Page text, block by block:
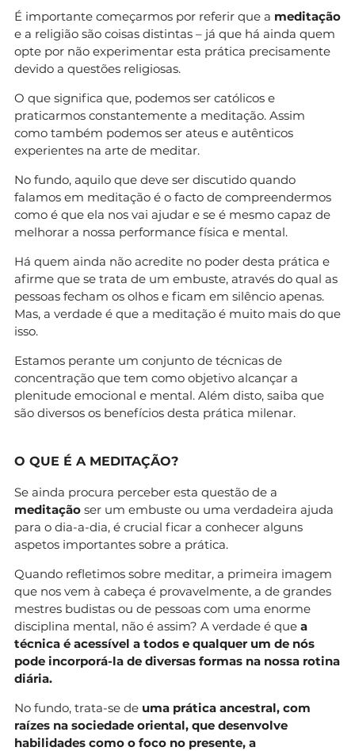
É importante começarmos por referir que a meditação
e a religião são coisas distintas – já que há ainda quem
opte por não experimentar esta prática precisamente
devido a questões religiosas.
O que significa que, podemos ser católicos e
praticarmos constantemente a meditação. Assim
como também podemos ser ateus e autênticos
experientes na arte de meditar.
No fundo, aquilo que deve ser discutido quando
falamos em meditação é o facto de compreendermos
como é que ela nos vai ajudar e se é mesmo capaz de
melhorar a nossa performance física e mental.
Há quem ainda não acredite no poder desta prática e
afirme que se trata de um embuste, através do qual as
pessoas fecham os olhos e ficam em silêncio apenas.
Mas, a verdade é que a meditação é muito mais do que
isso.
Estamos perante um conjunto de técnicas de
concentração que tem como objetivo alcançar a
plenitude emocional e mental. Além disto, saiba que
são diversos os benefícios desta prática milenar.
O QUE É A MEDITAÇÃO?
Se ainda procura perceber esta questão de a
meditação ser um embuste ou uma verdadeira ajuda
para o dia-a-dia, é crucial ficar a conhecer alguns
aspetos importantes sobre a prática.
Quando refletimos sobre meditar, a primeira imagem
que nos vem à cabeça é provavelmente, a de grandes
mestres budistas ou de pessoas com uma enorme
disciplina mental, não é assim? A verdade é que a
técnica é acessível a todos e qualquer um de nós
pode incorporá-la de diversas formas na nossa rotina
diária.
No fundo, trata-se de uma prática ancestral, com
raízes na sociedade oriental, que desenvolve
habilidades como o foco no presente, a